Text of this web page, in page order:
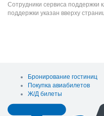
Сотрудники сервиса поддержки
поддержки указан вверху
Бронирование гостиниц
Покупка авиабилетов
Ж/Д билеты